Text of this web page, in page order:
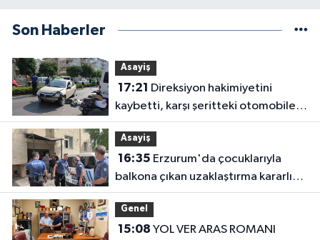
Son Haberler
Asayiş
17:21
kaybetti, karşı şeritteki otomobile
çarptı
Asayiş
16:35
balkona çıkan uzaklaştırma kararlı
koca ikna edildi
Genel
15:08